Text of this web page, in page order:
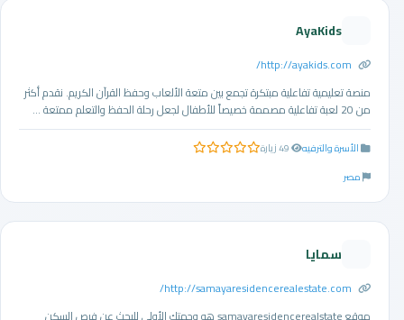
AyaKids
http://ayakids.com/
منصة تعليمية تفاعلية مبتكرة تجمع بين متعة الألعاب وحفظ القرآن الكريم. نقدم أكثر
من 20 لعبة تفاعلية مصممة خصيصاً للأطفال لجعل رحلة الحفظ والتعلم ممتعة ...
الأسرة والترفيه 0.0 من 5 نجوم
مصر
سمايا
http://samayaresidencerealestate.com/